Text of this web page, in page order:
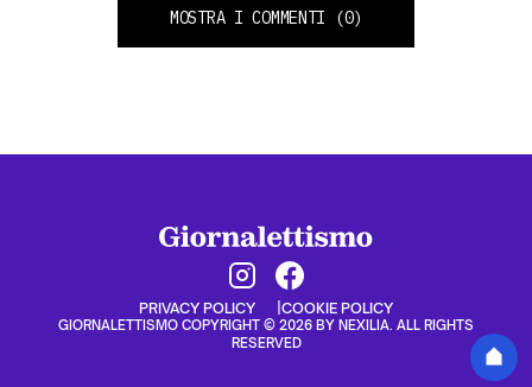
MOSTRA I COMMENTI (0)
PRIVACY POLICY COOKIE POLICY
GIORNALETTISMO COPYRIGHT © 2026 BY NEXILIA. ALL RIGHTS
RESERVED